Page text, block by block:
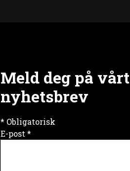
Meld deg på vårt
nyhetsbrev
* Obligatorisk
E-post *